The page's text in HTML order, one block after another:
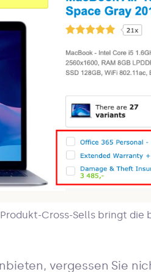
Cross-Sells bringt die
vergessen Sie